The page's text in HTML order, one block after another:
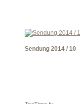
Sendung 2014 / 10